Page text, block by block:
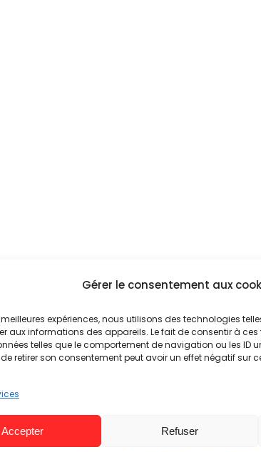
Gérer le consentement aux
meilleures expériences, nous utilisons des technologies
aux informations des appareils. Le fait de consentir à
telles que le comportement de navigation ou les ID
retirer son consentement peut avoir un effet négatif sur
Accepter Refuser